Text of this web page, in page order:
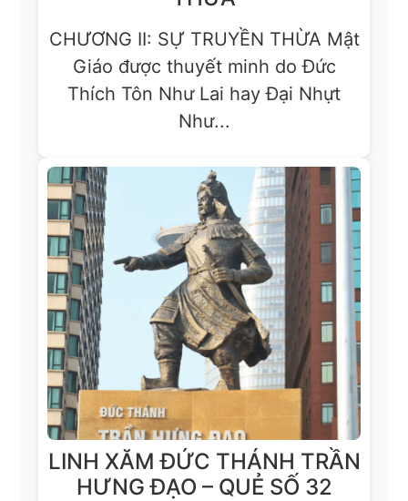
CHƯƠNG II: SỰ TRUYỀN THỪA Mật
Giáo được thuyết minh do Đức
Thích Tôn Như Lai hay Đại Nhựt
Như...
LINH XĂM ĐỨC THÁNH TRẦN
HƯNG ĐẠO – QUẺ SỐ 32